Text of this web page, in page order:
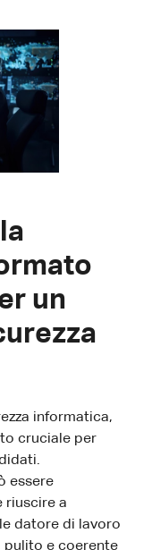
un
informatica,
cruciale per
essere
riuscire a
datore di lavoro
pulito e coerente